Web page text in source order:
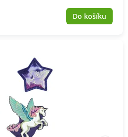
Do košíku